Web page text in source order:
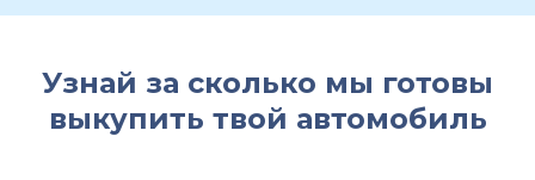
Узнай за сколько мы готовы
выкупить твой автомобиль